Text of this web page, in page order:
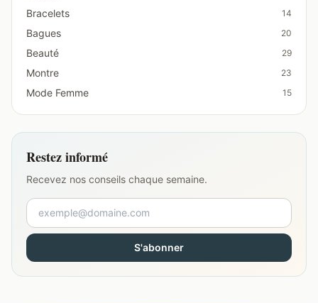
Bracelets 14
Bagues 20
Beauté 29
Montre 23
Mode Femme 15
Restez informé
Recevez nos conseils chaque semaine.
S'abonner